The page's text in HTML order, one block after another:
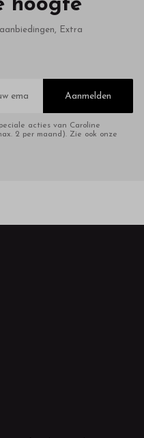
hoogte
Extra
Aanmelden
acties van Caroline
2 per maand). Zie ook onze